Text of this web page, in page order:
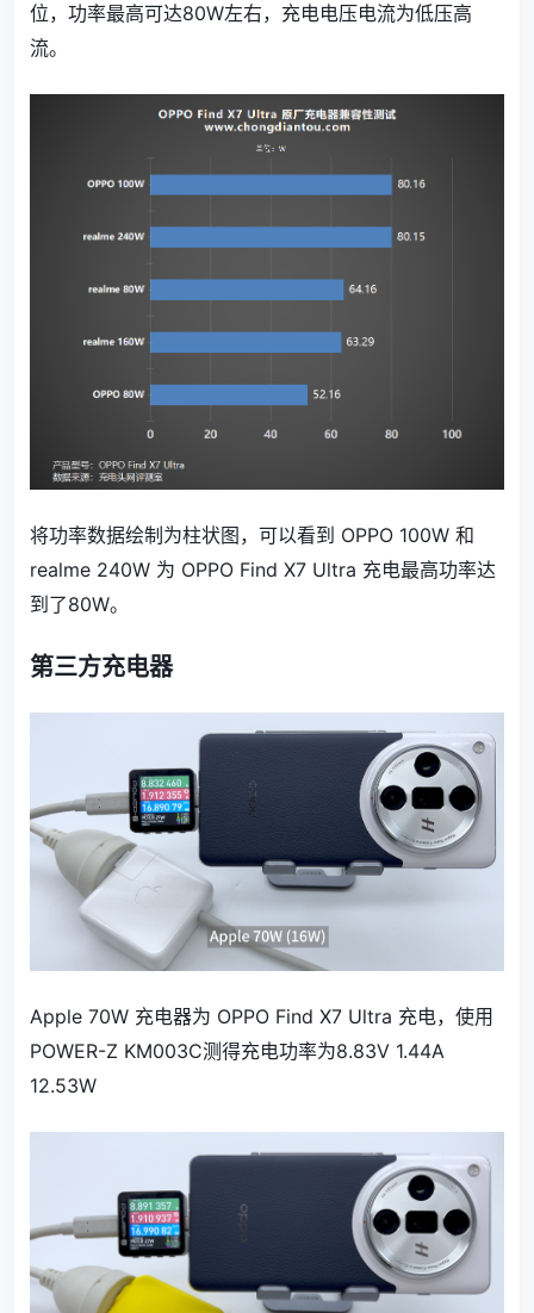
位，功率最高可达80W左右，充电电压电流为低压高
流。
将功率数据绘制为柱状图，可以看到 OPPO 100W 和
realme 240W 为 OPPO Find X7 Ultra 充电最高功率达
到了80W。
第三方充电器
Apple 70W 充电器为 OPPO Find X7 Ultra 充电，使用
POWER-Z KM003C测得充电功率为8.83V 1.44A
12.53W